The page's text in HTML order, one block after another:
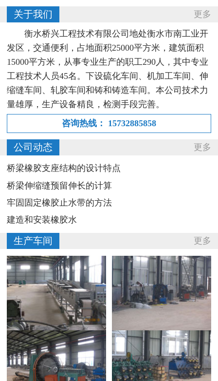
更多
关于我们
衡水桥兴工程技术有限公司地处衡水市南工业开
发区，交通便利，占地面积25000平方米，建筑面积
15000平方米，从事专业生产的职工290人，其中专业
工程技术人员45名。下设硫化车间、机加工车间、伸
缩缝车间、轧胶车间和铸和铸造车间。本公司技术力
量雄厚，生产设备精良，检测手段完善。
咨询热线：
15732885858
更多
公司动态
桥梁橡胶支座结构的设计特点
桥梁伸缩缝预留伸长的计算
牢固固定橡胶止水带的方法
建造和安装橡胶水
更多
生产车间